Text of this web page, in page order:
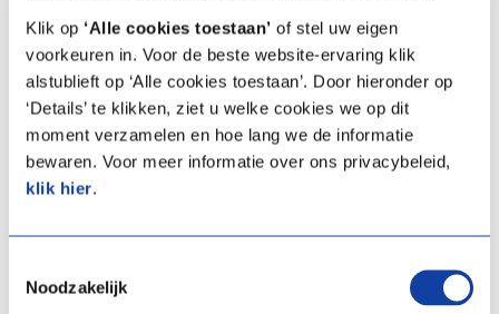
Klik op ‘Alle cookies toestaan’ of stel uw eigen
voorkeuren in. Voor de beste website-ervaring klik
alstublieft op ‘Alle cookies toestaan’. Door hieronder op
‘Details’ te klikken, ziet u welke cookies we op dit
moment verzamelen en hoe lang we de informatie
bewaren. Voor meer informatie over ons privacybeleid,
klik hier.
Noodzakelijk
Bus